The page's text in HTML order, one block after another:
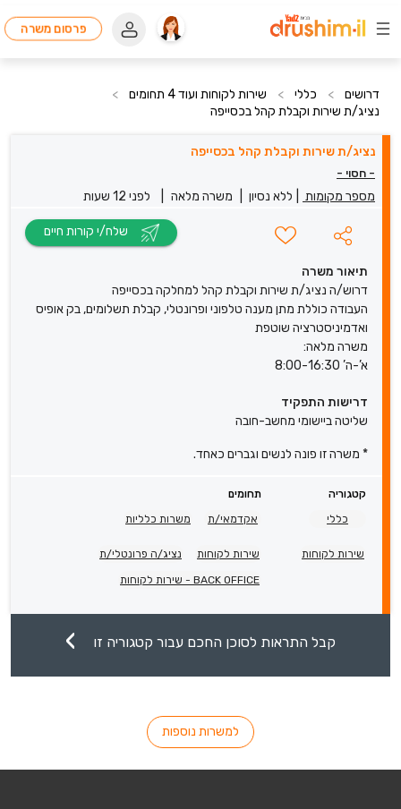
פרסום משרה
דרושים > כללי > שירות לקוחות ועוד 4 תחומים
>
נציג/ת שירות וקבלת קהל בכסייפה
נציג/ת שירות וקבלת קהל בכסייפה
- חסוי -
מספר מקומות ללא נסיון משרה מלאה לפני 12 שעות
תיאור משרה
דרוש/ה נציג/ת שירות וקבלת קהל למחלקה בכסייפה
העבודה כוללת מתן מענה טלפוני ופרונטלי, קבלת תשלומים, בק אופיס
ואדמיניסטרציה שוטפת
משרה מלאה:
א’-ה’ 8:00-16:30
דרישות התפקיד
שליטה ביישומי מחשב-חובה
* משרה זו פונה לנשים וגברים כאחד.
קטגוריה
תחומים
כללי
אקדמאי/ת משרות כלליות
שירות לקוחות שירות לקוחות נציג/ה פרונטלי/ת
BACK OFFICE - שירות לקוחות
קבל התראות לסוכן החכם עבור קטגוריה זו
למשרות נוספות